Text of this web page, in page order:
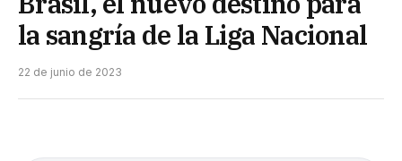
la sangría de la Liga Nacional
22 de junio de 2023